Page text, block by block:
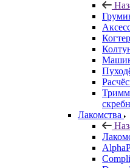
Лакомства